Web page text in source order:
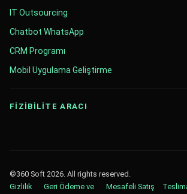
IT Outsourcing
Chatbot WhatsApp
CRM Programı
Mobil Uygulama Geliştirme
FİZİBİLİTE ARACI
©360 Soft 2026. All rights reserved.
Gizlilik
Geri Ödeme ve Mesafeli Satış